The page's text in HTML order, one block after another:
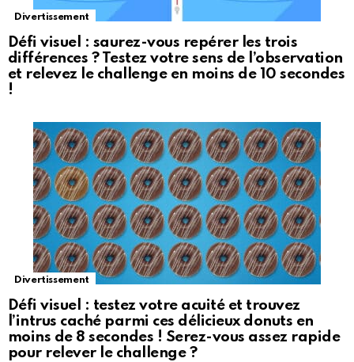
Divertissement
Défi visuel : saurez-vous repérer les trois
différences ? Testez votre sens de l’observation
et relevez le challenge en moins de 10 secondes
!
Divertissement
Défi visuel : testez votre acuité et trouvez
l’intrus caché parmi ces délicieux donuts en
moins de 8 secondes ! Serez-vous assez rapide
pour relever le challenge ?